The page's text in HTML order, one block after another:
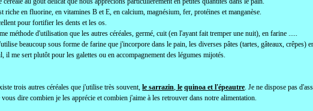
riche en fluorine, en vitamines B et E, en calcium, magnésium, fer, protéines et manganèse.
pour fortifier les dents et les os.
méthode d'utilisation que les autres céréales, germé, cuit (en l'ayant fait tremper une nuit), en farine .....
beaucoup sous forme de farine que j'incorpore dans le pain, les diverses pâtes (tartes, gâteaux, crêpes)
il me sert plutôt pour les galettes ou en accompagnement des légumes mijotés.
trois autres céréales que j'utilise très souvent,le sarrazin, le quinoa et l'épeautre. Je ne dispose pas
vous dire combien je les apprécie et combien j'aime à les retrouver dans notre alimentation.